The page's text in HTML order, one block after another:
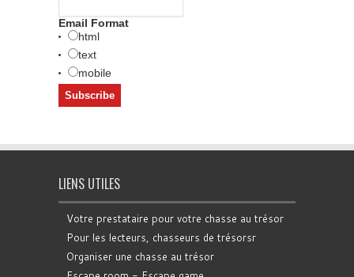
Email Format
html
text
mobile
LIENS UTILES
Votre prestataire pour votre chasse au trésor
Pour les lecteurs, chasseurs de trésorsr
Organiser une chasse au trésor